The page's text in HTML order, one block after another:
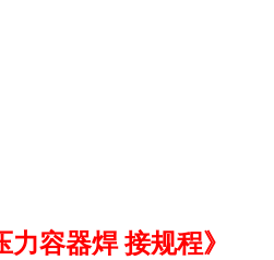
容器焊 接规程》